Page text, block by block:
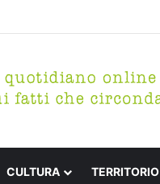
CULTURA TERRITORIO